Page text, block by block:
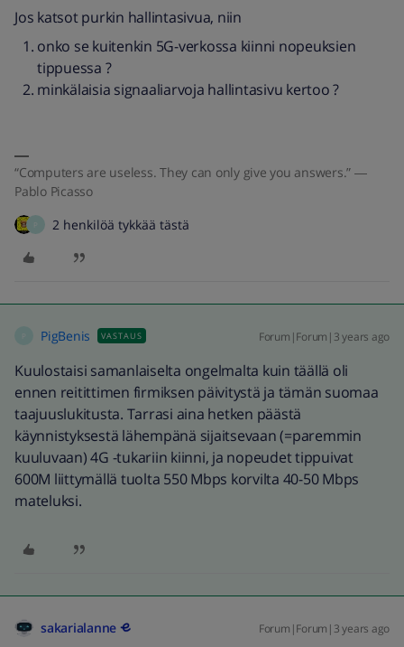
Jos katsot purkin hallintasivua, niin
onko se kuitenkin 5G-verkossa kiinni nopeuksien
tippuessa ?
minkälaisia signaaliarvoja hallintasivu kertoo ?
“Computers are useless. They can only give you answers.” ―
Pablo Picasso
P 2 henkilöä tykkää tästä
P PigBenis VASTAUS Forum|Forum|3 years ago
Kuulostaisi samanlaiselta ongelmalta kuin täällä oli
ennen reitittimen firmiksen päivitystä ja tämän suomaa
taajuuslukitusta. Tarrasi aina hetken päästä
käynnistyksestä lähempänä sijaitsevaan (=paremmin
kuuluvaan) 4G -tukariin kiinni, ja nopeudet tippuivat
600M liittymällä tuolta 550 Mbps korvilta 40-50 Mbps
mateluksi.
sakarialanne Forum|Forum|3 years ago